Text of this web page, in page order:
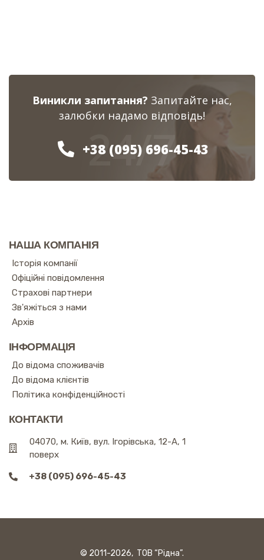
Виникли запитання? Запитайте нас,
залюбки надамо відповідь!
+38 (095) 696-45-43
24/7
НАША КОМПАНІЯ
Історія компанії
Офіційні повідомлення
Страхові партнери
Зв'яжіться з нами
Архів
ІНФОРМАЦІЯ
До відома споживачів
До відома клієнтів
Політика конфіденційності
КОНТАКТИ
04070, м. Київ, вул. Ігорівська, 12-А, 1
поверх
+38 (095) 696-45-43
© 2011-2026, ТОВ “Рідна”.